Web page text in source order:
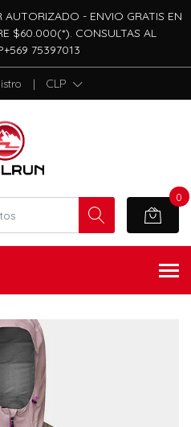
AUTORIZADO - ENVIO GRATIS EN
$60.000(*). CONSULTAS AL
75397013
| CLP
0